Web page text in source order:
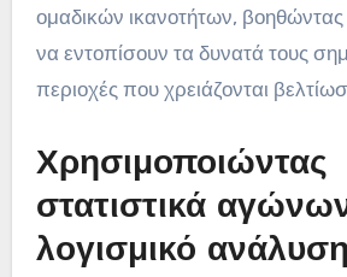
ομαδικών ικανοτήτων,
να εντοπίσουν τα δυνατά τους
περιοχές που χρειάζονται
Χρησιμοποιώντας
στατιστικά
λογισμικό